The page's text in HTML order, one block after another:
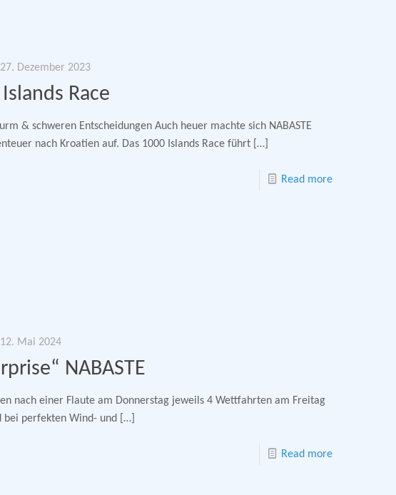
27. Dezember 2023
Race
& schweren Entscheidungen Auch heuer machte sich NABASTE
nach Kroatien auf. Das 1000 Islands Race führt[…]
Read more
12. Mai 2024
NABASTE
nach einer Flaute am Donnerstag jeweils 4 Wettfahrten am Freitag
bei perfekten Wind- und[…]
Read more